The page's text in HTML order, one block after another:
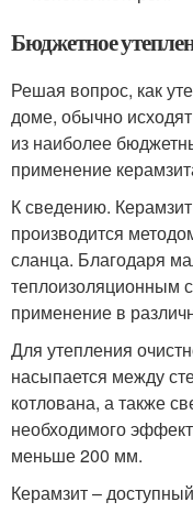
Бюджетное
Решая вопрос, как
доме, обычно
из наиболее
применение
К сведению.
производится
сланца. Благодаря
теплоизоляционным
применение в
Для утепления
насыпается между
котлована, а также
необходимого
меньше 200 мм.
Керамзит –